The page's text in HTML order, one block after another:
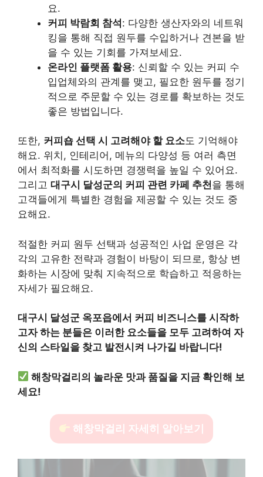
요.
커피 박람회 참석: 다양한 생산자와의 네트워
킹을 통해 직접 원두를 수입하거나 견본을 받
을 수 있는 기회를 가져보세요.
온라인 플랫폼 활용: 신뢰할 수 있는 커피 수
입업체와의 관계를 맺고, 필요한 원두를 정기
적으로 주문할 수 있는 경로를 확보하는 것도
좋은 방법입니다.
또한, 커피숍 선택 시 고려해야 할 요소도 기억해야
해요. 위치, 인테리어, 메뉴의 다양성 등 여러 측면
에서 최적화를 시도하면 경쟁력을 높일 수 있어요.
그리고 대구시 달성군의 커피 관련 카페 추천을 통해
고객들에게 특별한 경험을 제공할 수 있는 것도 중
요해요.
적절한 커피 원두 선택과 성공적인 사업 운영은 각
각의 고유한 전략과 경험이 바탕이 되므로, 항상 변
화하는 시장에 맞춰 지속적으로 학습하고 적응하는
자세가 필요해요.
대구시 달성군 옥포읍에서 커피 비즈니스를 시작하
고자 하는 분들은 이러한 요소들을 모두 고려하여 자
신의 스타일을 찾고 발전시켜 나가길 바랍니다!
해창막걸리의 놀라운 맛과 품질을 지금 확인해 보
세요!
해창막걸리 자세히 알아보기